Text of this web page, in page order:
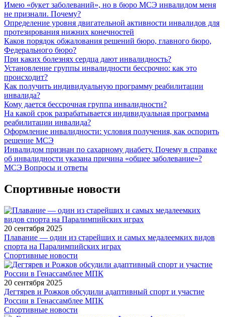
Имею «букет заболеваний», но в бюро МСЭ инвалидом меня
не признали. Почему?
Определение уровня двигательной активности инвалидов для
протезирования нижних конечностей
Каков порядок обжалования решений бюро, главного бюро,
Федерального бюро?
При каких болезнях сердца дают инвалидность?
Установление группы инвалидности бессрочно: как это
происходит?
Как получить индивидуальную программу реабилитации
инвалида?
Кому дается бессрочная группа инвалидности?
На какой срок разрабатывается индивидуальная программа
реабилитации инвалида?
Оформление инвалидности: условия получения, как оспорить
решение МСЭ
Инвалидом признан по сахарному диабету. Почему в справке
об инвалидности указана причина «общее заболевание»?
МСЭ Вопросы и ответы
Спортивные новости
20 сентября 2025
Плавание — один из старейших и самых медалеемких видов
спорта на Паралимпийских играх
Спортивные новости
20 сентября 2025
Дегтярев и Рожков обсудили адаптивный спорт и участие
России в Генассамблее МПК
Спортивные новости